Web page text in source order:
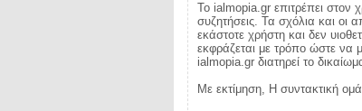
Το ialmopia.gr επιτρέπει στον
συζητήσεις. Τα σχόλια και οι
εκάστοτε χρήστη και δεν
εκφράζεται με τρόπο ώστε να
ialmopia.gr διατηρεί το
Με εκτίμηση, Η συντακτική